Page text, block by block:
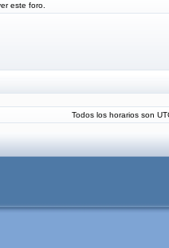
este foro.
Todos los horarios son